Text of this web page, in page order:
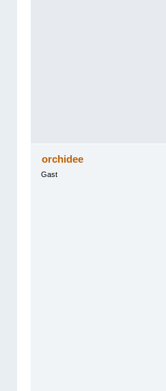
orchidee
Gast